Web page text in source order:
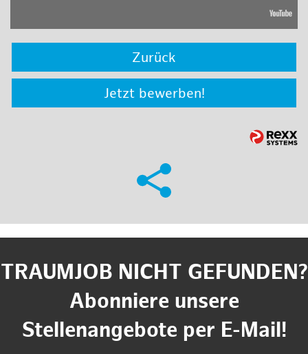
Zurück
Jetzt bewerben!
TRAUMJOB NICHT GEFUNDEN?
Abonniere unsere
Stellenangebote per E-Mail!